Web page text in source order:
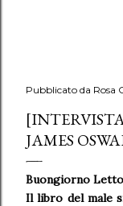
Pubblicato da Rosa
JAMES
Buongiorno
Il libro del male